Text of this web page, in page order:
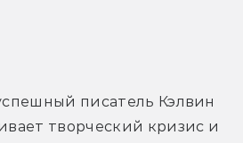
писатель Кэлвин
творческий кризис и